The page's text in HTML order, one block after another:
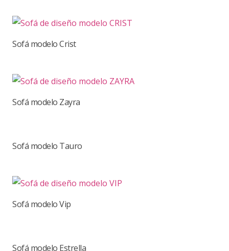
Sofá modelo Crist
Sofá modelo Zayra
Sofá modelo Tauro
Sofá modelo Vip
Sofá modelo Estrella